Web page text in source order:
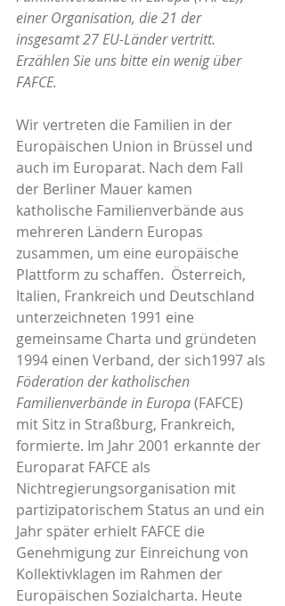
einer Organisation, die 21 der
insgesamt 27 EU-Länder vertritt.
Erzählen Sie uns bitte ein wenig über
FAFCE.
Wir vertreten die Familien in der
Europäischen Union in Brüssel und
auch im Europarat. Nach dem Fall
der Berliner Mauer kamen
katholische Familienverbände aus
mehreren Ländern Europas
zusammen, um eine europäische
Plattform zu schaffen.  Österreich,
Italien, Frankreich und Deutschland
unterzeichneten 1991 eine
gemeinsame Charta und gründeten
1994 einen Verband, der sich1997 als
Föderation der katholischen
Familienverbände in Europa (FAFCE)
mit Sitz in Straßburg, Frankreich,
formierte. Im Jahr 2001 erkannte der
Europarat FAFCE als
Nichtregierungsorganisation mit
partizipatorischem Status an und ein
Jahr später erhielt FAFCE die
Genehmigung zur Einreichung von
Kollektivklagen im Rahmen der
Europäischen Sozialcharta. Heute